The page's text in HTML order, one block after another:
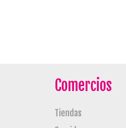
Comercios
Tiendas